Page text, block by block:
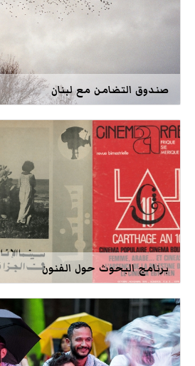
صندوق التضامن مع لبنان
برنامج البحوث حول الفنون